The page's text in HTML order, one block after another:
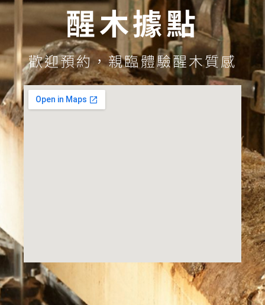
醒木據點
歡迎預約，親臨體驗醒木質感